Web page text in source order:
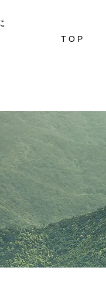
T O P